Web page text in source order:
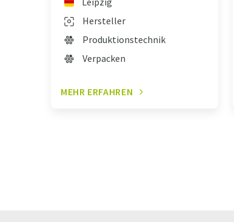
Hersteller
Produktionstechnik
Verpacken
MEHR ERFAHREN